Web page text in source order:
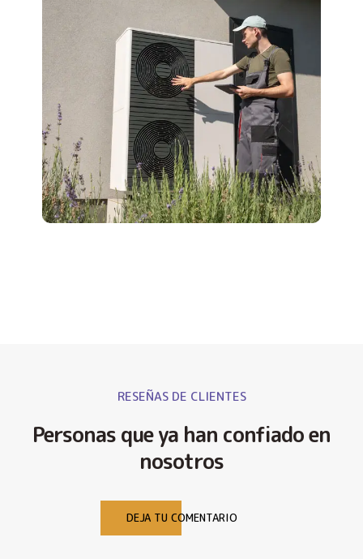
RESEÑAS DE CLIENTES
Personas que ya han confiado en
nosotros
DEJA TU COMENTARIO